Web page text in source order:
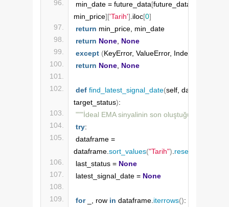
min_date = future_data[future_data
min_price]['Tarih'] .iloc[0]
return min_price, min_date
return None None
except (KeyError, ValueError, IndexError
return None None
def find_latest_signal_date(self, dataframe,
target_status):
"""İdeal EMA sinyalinin son oluştuğu tarihi
try:
dataframe =
dataframe. sort_values("Tarih") reset_index
last_status = None
latest_signal_date = None
for _, row in dataframe. iterrows():